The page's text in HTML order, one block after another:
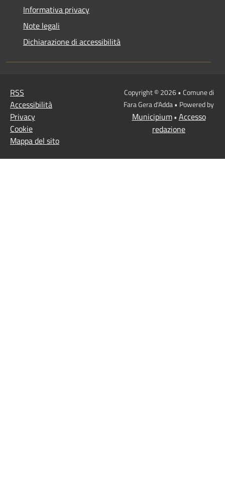
Informativa privacy
Note legali
Dichiarazione di accessibilità
RSS
Accessibilità
Privacy
Cookie
Mappa del sito
Copyright © 2026 • Comune di
Fara Gera d'Adda • Powered by
Municipium• Accesso
redazione